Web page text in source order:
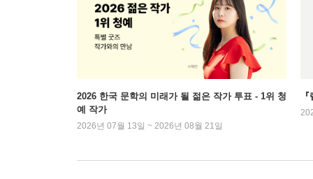
2026 한국 문학의 미래가 될 젊은 작가 투표 - 1위 청
예 작가
2026년 07월 13일 ~ 2026년 08월 21일